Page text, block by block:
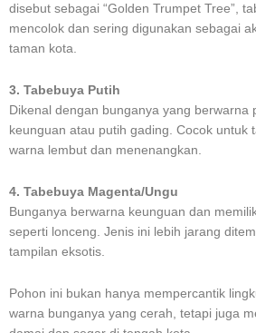
disebut sebagai “Golden Trumpet Tree”,
mencolok dan sering digunakan sebagai
taman kota.
3. Tabebuya Putih
Dikenal dengan bunganya yang berwarna
keunguan atau putih gading. Cocok untuk
warna lembut dan menenangkan.
4. Tabebuya Magenta/Ungu
Bunganya berwarna keunguan dan
seperti lonceng. Jenis ini lebih jarang
tampilan eksotis.
Pohon ini bukan hanya mempercantik
warna bunganya yang cerah, tetapi juga